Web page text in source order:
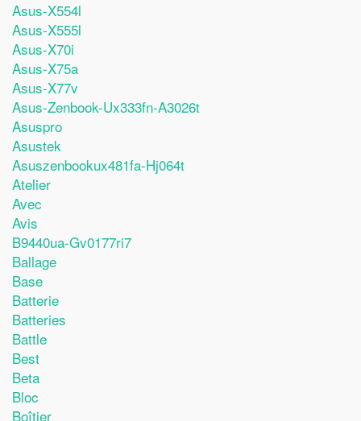
Asus-X554l
Asus-X555l
Asus-X70i
Asus-X75a
Asus-X77v
Asus-Zenbook-Ux333fn-A3026t
Asuspro
Asustek
Asuszenbookux481fa-Hj064t
Atelier
Avec
Avis
B9440ua-Gv0177ri7
Ballage
Base
Batterie
Batteries
Battle
Best
Beta
Bloc
Boîtier